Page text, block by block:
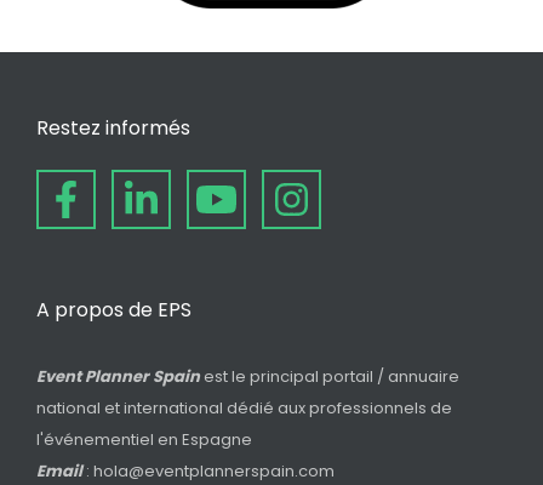
Restez informés
A propos de EPS
Event Planner Spain est le principal portail / annuaire
national et international dédié aux professionnels de
l'événementiel en Espagne
Email: hola@eventplannerspain.com